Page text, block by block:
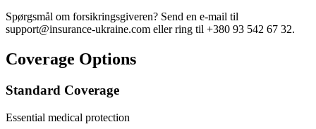
Spørgsmål om forsikringsgiveren? Send en e-mail til
support@insurance-ukraine.com eller ring til +380 93 542 67 32.
Coverage Options
Standard Coverage
Essential medical protection